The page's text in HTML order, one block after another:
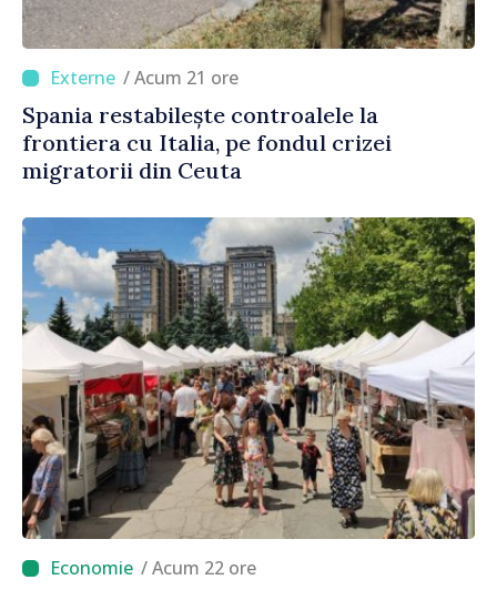
/ Acum 21 ore
Spania restabilește controalele la
frontiera cu Italia, pe fondul crizei
migratorii din Ceuta
/ Acum 22 ore